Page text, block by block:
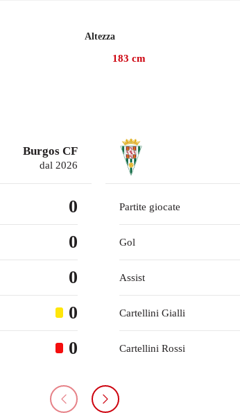
Altezza
183 cm
Burgos CF
dal 2026
0
0
0
0
0
Partite giocate
Gol
Assist
Cartellini Gialli
Cartellini Rossi